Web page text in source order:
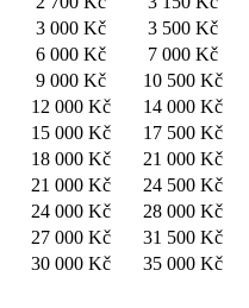
3 000 Kč
3 500 Kč
6 000 Kč
7 000 Kč
9 000 Kč
10 500 Kč
12 000 Kč
14 000 Kč
15 000 Kč
17 500 Kč
18 000 Kč
21 000 Kč
21 000 Kč
24 500 Kč
24 000 Kč
28 000 Kč
27 000 Kč
31 500 Kč
30 000 Kč 35 000 Kč